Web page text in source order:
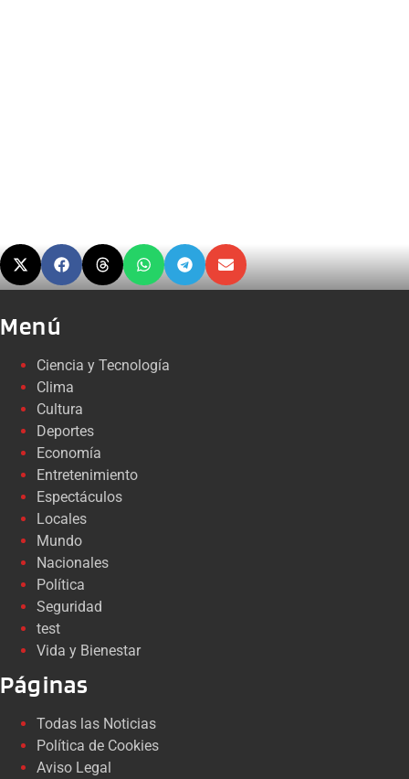
Menú
Ciencia y Tecnología
Clima
Cultura
Deportes
Economía
Entretenimiento
Espectáculos
Locales
Mundo
Nacionales
Política
Seguridad
test
Vida y Bienestar
Páginas
Todas las Noticias
Política de Cookies
Aviso Legal